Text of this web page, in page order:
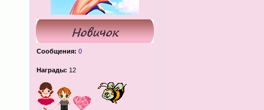
Сообщения: 0
Награды: 12